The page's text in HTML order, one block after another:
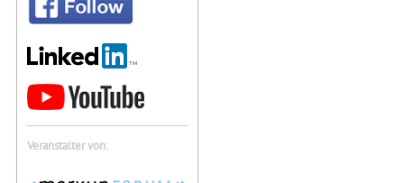
Veranstalter von: